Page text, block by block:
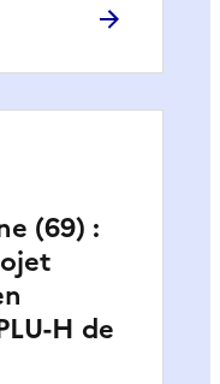
(69) :
H de